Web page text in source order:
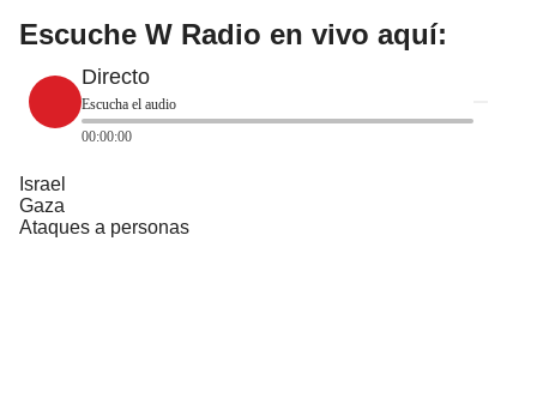
Escuche W Radio en vivo aquí:
Directo
Escucha el audio
00:00:00
Israel
Gaza
Ataques a personas